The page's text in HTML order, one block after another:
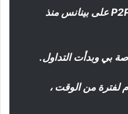
لقد تعلمت كيفية تداول P2P على بينانس منذ
بي وبدأت التداول.
لفترة من الوقت ،